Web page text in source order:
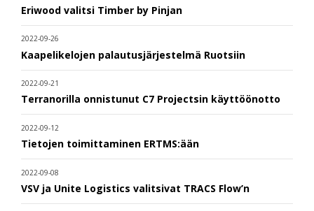
Eriwood valitsi Timber by Pinjan
2022-09-26
Kaapelikelojen palautusjärjestelmä Ruotsiin
2022-09-21
Terranorilla onnistunut C7 Projectsin käyttöönotto
2022-09-12
Tietojen toimittaminen ERTMS:ään
2022-09-08
VSV ja Unite Logistics valitsivat TRACS Flow’n